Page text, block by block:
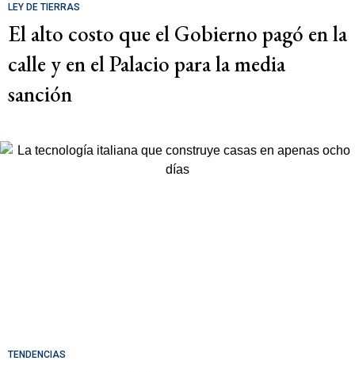
LEY DE TIERRAS
El alto costo que el Gobierno pagó en la
calle y en el Palacio para la media
sanción
TENDENCIAS